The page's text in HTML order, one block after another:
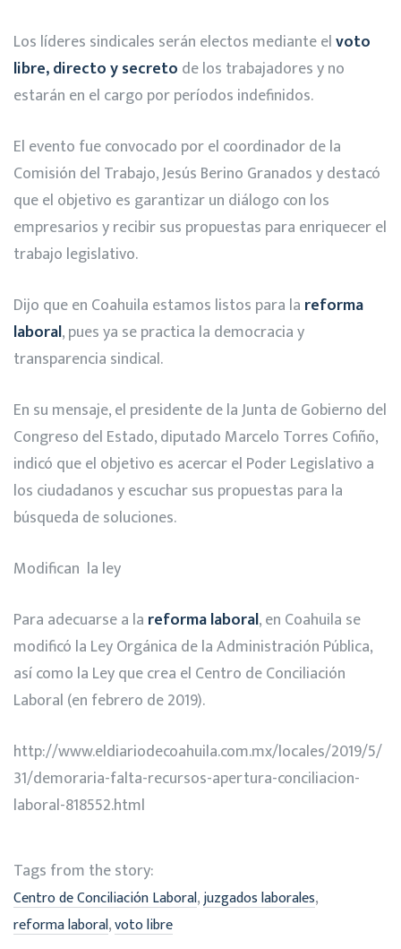
Los líderes sindicales serán electos mediante elvoto
libre, directo y secreto de los trabajadores y no
estarán en el cargo por períodos indefinidos.
El evento fue convocado por el coordinador de la
Comisión del Trabajo, Jesús Berino Granados y destacó
que el objetivo es garantizar un diálogo con los
empresarios y recibir sus propuestas para enriquecer el
trabajo legislativo.
Dijo que en Coahuila estamos listos para la reforma
laboral, pues ya se practica la democracia y
transparencia sindical.
En su mensaje, el presidente de la Junta de Gobierno del
Congreso del Estado, diputado Marcelo Torres Cofiño,
indicó que el objetivo es acercar el Poder Legislativo a
los ciudadanos y escuchar sus propuestas para la
búsqueda de soluciones.
Modifican la ley
Para adecuarse a la reforma laboral, en Coahuila se
modificó la Ley Orgánica de la Administración Pública,
así como la Ley que crea el Centro de Conciliación
Laboral (en febrero de 2019).
http://www.eldiariodecoahuila.com.mx/locales/2019/5/
31/demoraria-falta-recursos-apertura-conciliacion-
laboral-818552.html
Tags from the story:
Centro de Conciliación Laboral,juzgados laborales,
reforma laboral,voto libre